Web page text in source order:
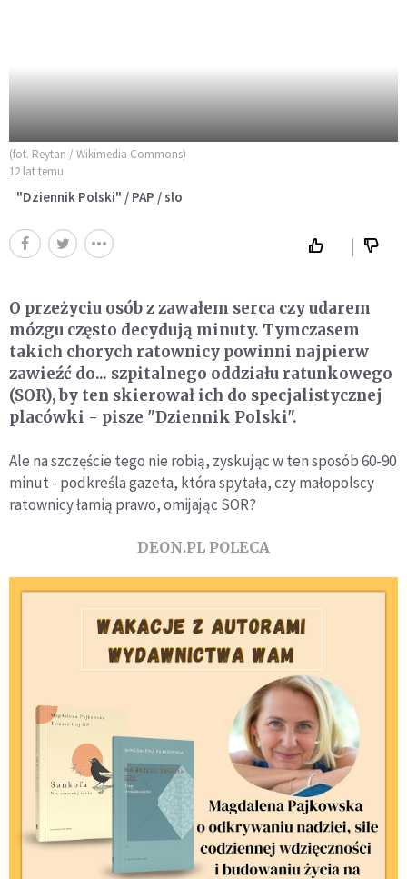
(fot. Reytan / Wikimedia Commons)
12 lat temu
"Dziennik Polski" / PAP / slo
O przeżyciu osób z zawałem serca czy udarem
mózgu często decydują minuty. Tymczasem
takich chorych ratownicy powinni najpierw
zawieźć do... szpitalnego oddziału ratunkowego
(SOR), by ten skierował ich do specjalistycznej
placówki - pisze "Dziennik Polski".
Ale na szczęście tego nie robią, zyskując w ten sposób 60-90
minut - podkreśla gazeta, która spytała, czy małopolscy
ratownicy łamią prawo, omijając SOR?
DEON.PL POLECA